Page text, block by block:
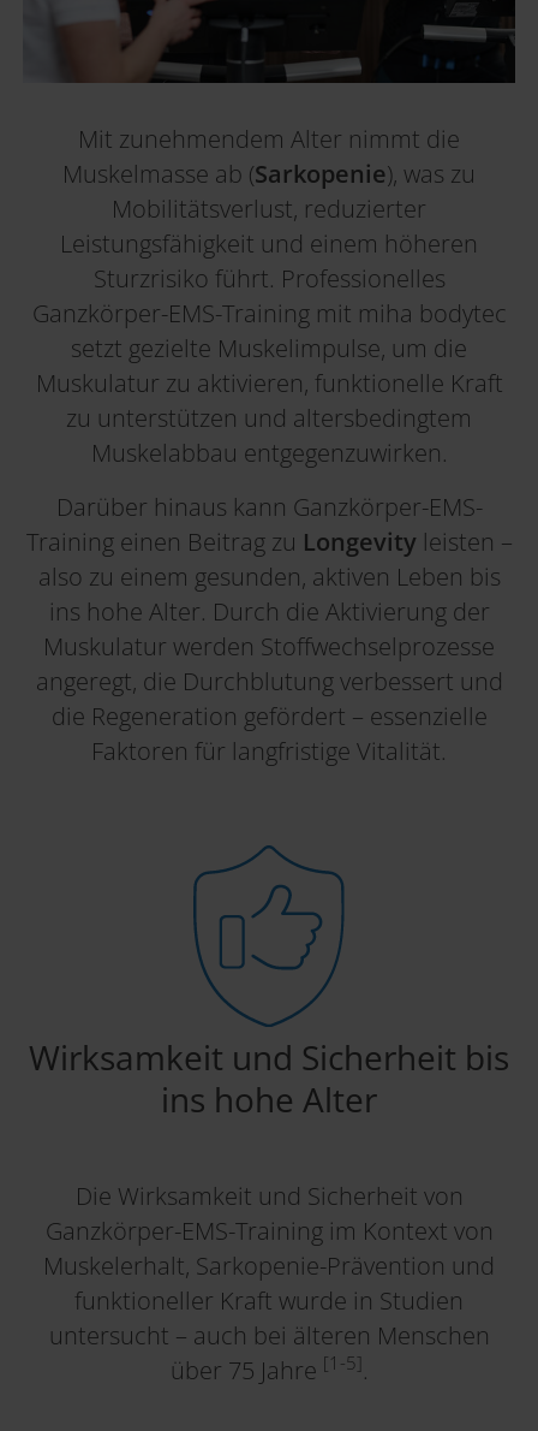
Mit zunehmendem Alter nimmt die
Muskelmasse ab (Sarkopenie), was zu
Mobilitätsverlust, reduzierter
Leistungsfähigkeit und einem höheren
Sturzrisiko führt. Professionelles
Ganzkörper-EMS-Training mit miha bodytec
setzt gezielte Muskelimpulse, um die
Muskulatur zu aktivieren, funktionelle Kraft
zu unterstützen und altersbedingtem
Muskelabbau entgegenzuwirken.
Darüber hinaus kann Ganzkörper-EMS-
Training einen Beitrag zu Longevityleisten –
also zu einem gesunden, aktiven Leben bis
ins hohe Alter. Durch die Aktivierung der
Muskulatur werden Stoffwechselprozesse
angeregt, die Durchblutung verbessert und
die Regeneration gefördert – essenzielle
Faktoren für langfristige Vitalität.
Wirksamkeit und Sicherheit bis
ins hohe Alter
Die Wirksamkeit und Sicherheit von
Ganzkörper-EMS-Training im Kontext von
Muskelerhalt, Sarkopenie-Prävention und
funktioneller Kraft wurde in Studien
untersucht – auch bei älteren Menschen
über 75 Jahre [1-5].